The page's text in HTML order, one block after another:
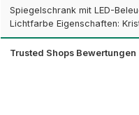
Spiegelschrank mit LED-
Lichtfarbe Eigenschaften:
Trusted Shops Bewertungen